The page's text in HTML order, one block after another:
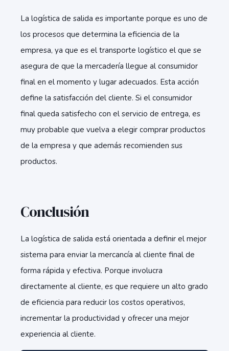
La logística de salida es importante porque es uno de
los procesos que determina la eficiencia de la
empresa, ya que es el transporte logístico el que se
asegura de que la mercadería llegue al consumidor
final en el momento y lugar adecuados. Esta acción
define la satisfacción del cliente. Si el consumidor
final queda satisfecho con el servicio de entrega, es
muy probable que vuelva a elegir comprar productos
de la empresa y que además recomienden sus
productos.
Conclusión
La logística de salida está orientada a definir el mejor
sistema para enviar la mercancía al cliente final de
forma rápida y efectiva. Porque involucra
directamente al cliente, es que requiere un alto grado
de eficiencia para reducir los costos operativos,
incrementar la productividad y ofrecer una mejor
experiencia al cliente.